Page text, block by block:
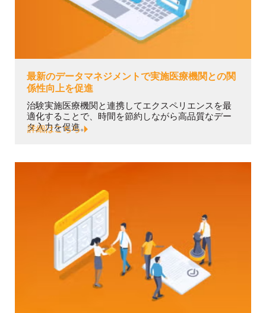
最新のデータマネジメントで実施医療機関との関
係性向上を促進
治験実施医療機関と連携してエクスペリエンスを最
適化することで、時間を節約しながら高品質なデー
タ入力を促進。
詳細はこちら